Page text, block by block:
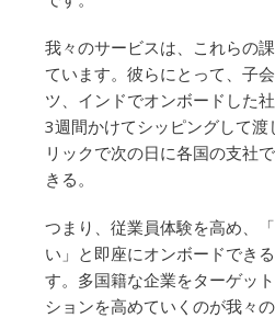
我々のサービスは、これらの
ています。彼らにとって、子
ツ、インドでオンボードした
3週間かけてシッピングして渡
リックで次の日に各国の支社
きる。
つまり、従業員体験を高め、
い」と即座にオンボードでき
す。多国籍な企業をターゲッ
ションを高めていくのが我々の